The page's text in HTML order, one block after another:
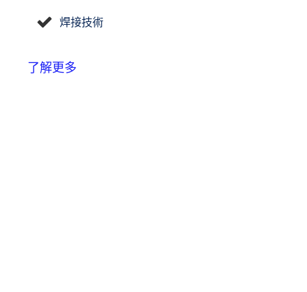
焊接技術
了解更多